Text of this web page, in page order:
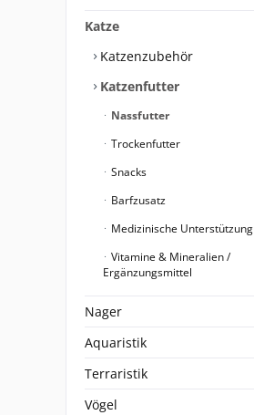
Katze
Katzenzubehör
Katzenfutter
Nassfutter
Trockenfutter
Snacks
Barfzusatz
Medizinische Unterstützung
Vitamine & Mineralien /
Ergänzungsmittel
Nager
Aquaristik
Terraristik
Vögel